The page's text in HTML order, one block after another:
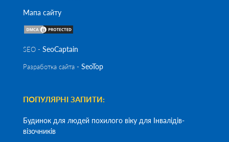
Мапа сайту
SEO - SeoСaptain
Разработка сайта - SeoTop
ПОПУЛЯРНІ ЗАПИТИ:
Будинок для людей похилого віку для Інвалідів-
візочників